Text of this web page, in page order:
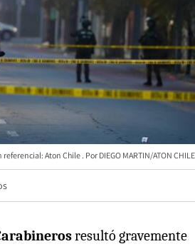
referencial: Aton Chile DIEGO MARTIN/ATON CHILE
resultó gravemente